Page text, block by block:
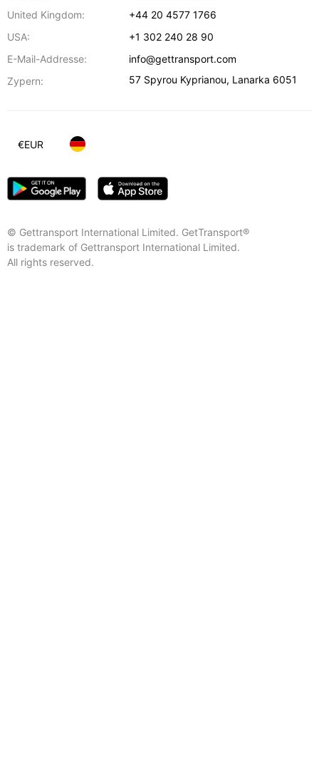
United Kingdom:
+44 20 4577 1766
USA:
+1 302 240 28 90
E-Mail-Addresse:
info@gettransport.com
Zypern:
57 Spyrou Kyprianou, Lanarka 6051
© Gettransport International Limited. GetTransport®
is trademark of Gettransport International Limited.
All rights reserved.
€EUR